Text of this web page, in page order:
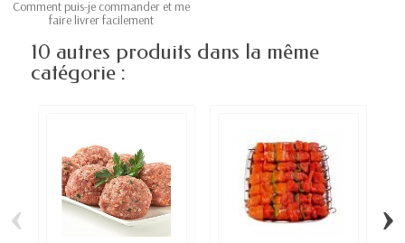
Comment puis-je commander et me
faire livrer facilement
10 autres produits dans la même
catégorie :
‹ ›